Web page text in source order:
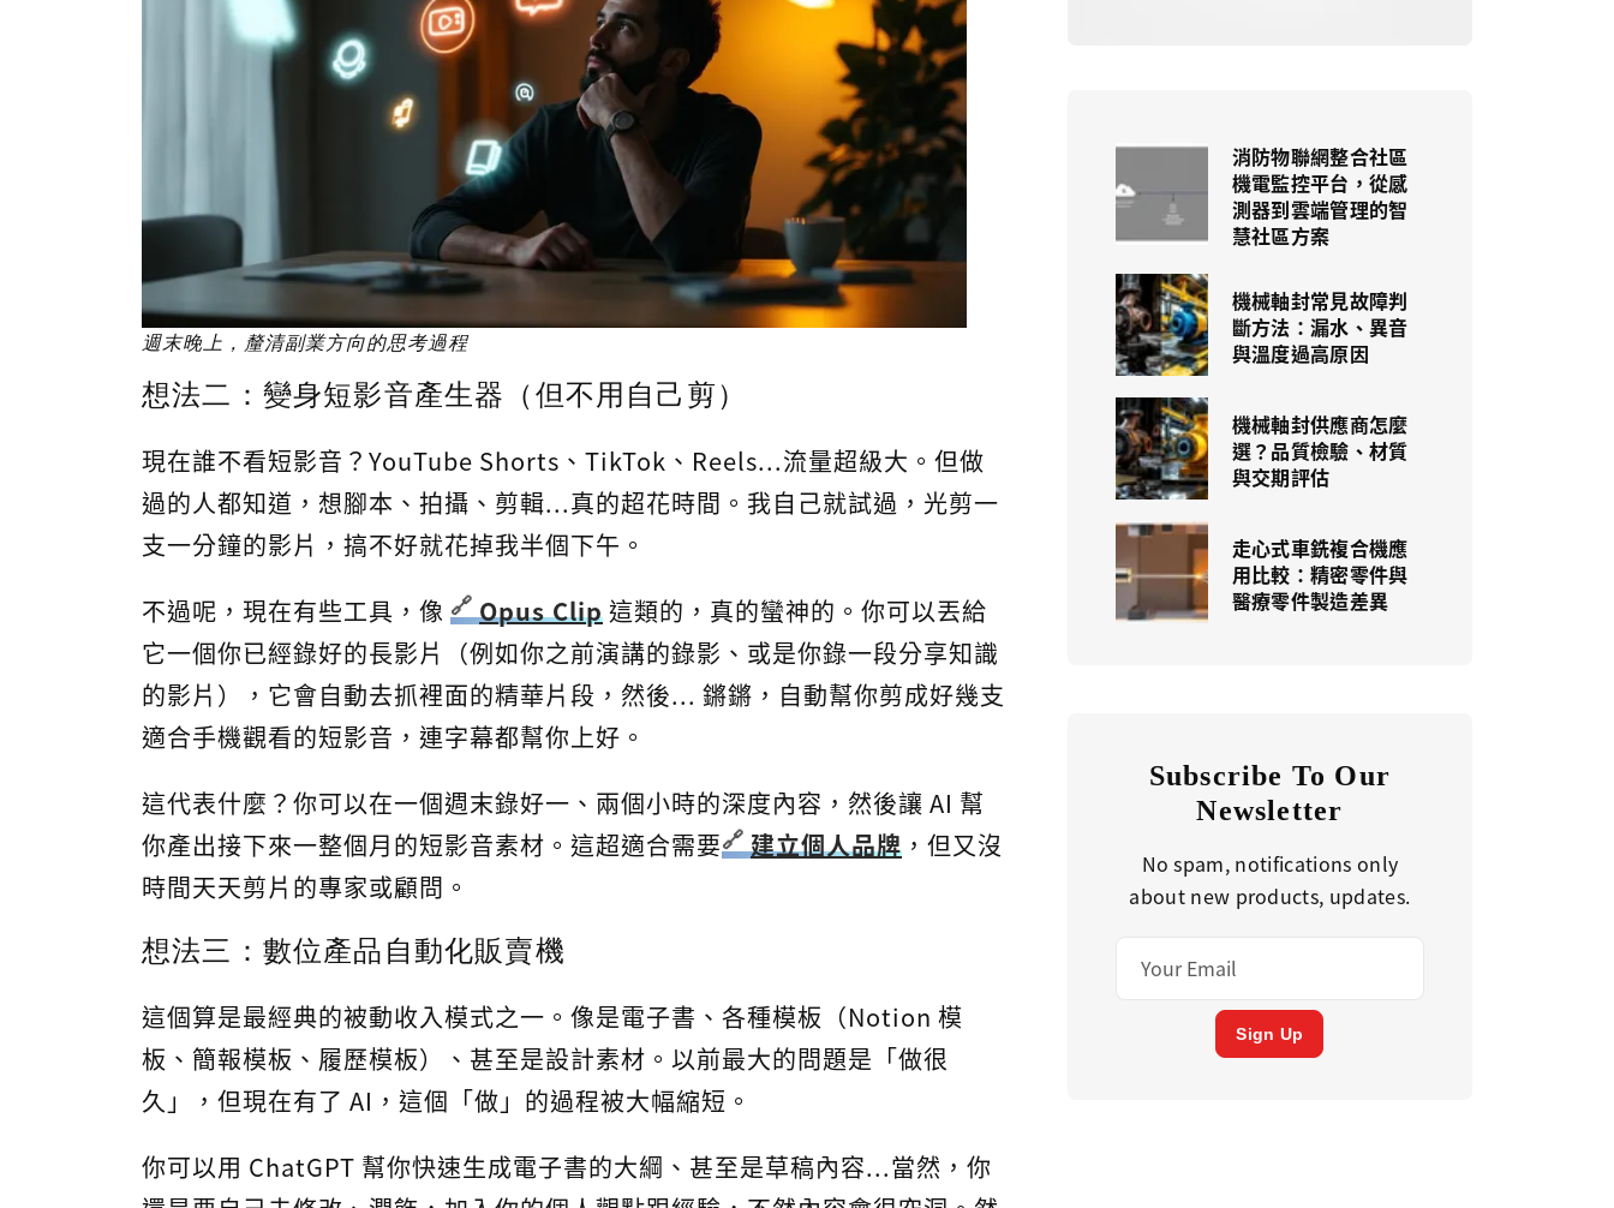
週末晚上，釐清副業方向的思考過程
想法二：變身短影音產生器（但不用自己剪）
現在誰不看短影音？YouTube Shorts、TikTok、Reels...流量超級大。但做
過的人都知道，想腳本、拍攝、剪輯...真的超花時間。我自己就試過，光剪一
支一分鐘的影片，搞不好就花掉我半個下午。
不過呢，現在有些工具，像
Opus Clip這類的，真的蠻神的。你可以丟給
它一個你已經錄好的長影片（例如你之前演講的錄影、或是你錄一段分享知識
的影片），它會自動去抓裡面的精華片段，然後... 鏘鏘，自動幫你剪成好幾支
適合手機觀看的短影音，連字幕都幫你上好。
這代表什麼？你可以在一個週末錄好一、兩個小時的深度內容，然後讓 AI 幫
你產出接下來一整個月的短影音素材。這超適合需要
建立個人品牌 ，但又沒
時間天天剪片的專家或顧問。
想法三：數位產品自動化販賣機
這個算是最經典的被動收入模式之一。像是電子書、各種模板（Notion 模
板、簡報模板、履歷模板）、甚至是設計素材。以前最大的問題是「做很
久」，但現在有了 AI，這個「做」的過程被大幅縮短。
你可以用 ChatGPT 幫你快速生成電子書的大綱、甚至是草稿內容...當然，你
消防物聯網整合社區
機電監控平台，從感
測器到雲端管理的智
慧社區方案
機械軸封常見故障判
斷方法：漏水、異音
與溫度過高原因
機械軸封供應商怎麼
選？品質檢驗、材質
與交期評估
走心式車銑複合機應
用比較：精密零件與
醫療零件製造差異
Subscribe To Our
Newsletter
No spam, notifications only
about new products, updates.
Sign Up